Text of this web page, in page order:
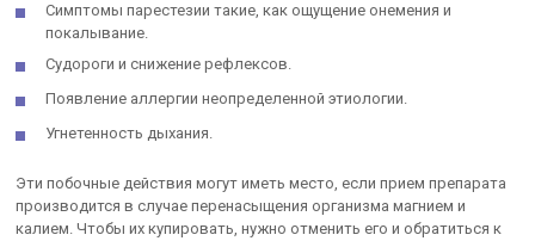
Симптомы парестезии такие, как ощущение онемения и
покалывание.
Судороги и снижение рефлексов.
Появление аллергии неопределенной этиологии.
Угнетенность дыхания.
Эти побочные действия могут иметь место, если прием препарата
производится в случае перенасыщения организма магнием и
калием. Чтобы их купировать, нужно отменить его и обратиться к